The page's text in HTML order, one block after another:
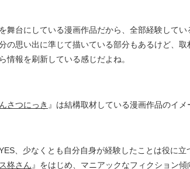
舞台にしている漫画作品だから、全部経験して
の思い出に準じて描いている部分もあるけど、
情報を刷新している感じだよね。
さつにっき 』は結構取材している漫画作品のイメ
、少なくとも自分自身が経験したことは役に
柊さん 』をはじめ、マニアックなフィクション